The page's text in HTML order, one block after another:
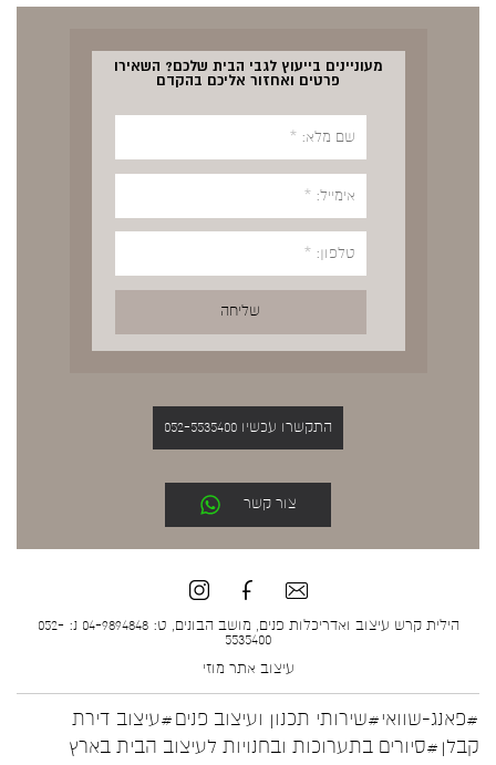
מעוניינים בייעוץ לגבי הבית שלכם? השאירו
פרטים ואחזור אליכם בהקדם
התקשרו עכשיו 052-5535400
צור קשר
הילית קרש עיצוב ואדריכלות פנים, מושב הבונים, ט: 04-9894848 נ: 052-
5535400
עיצוב אתר מוזי
#פאנג-שוואי#שירותי תכנון ועיצוב פנים#עיצוב דירת
קבלן #סיורים בתערוכות ובחנויות לעיצוב הבית בארץ